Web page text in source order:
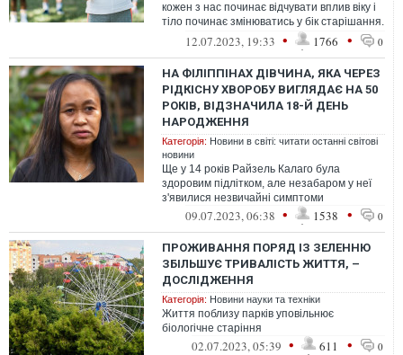
кожен з нас починає відчувати вплив віку і
тіло починає змінюватись у бік старішання.
Зупинити цей процес неможл...
12.07.2023, 19:33 • 1766 • 0
НА ФІЛІППІНАХ ДІВЧИНА, ЯКА ЧЕРЕЗ
РІДКІСНУ ХВОРОБУ ВИГЛЯДАЄ НА 50
РОКІВ, ВІДЗНАЧИЛА 18-Й ДЕНЬ
НАРОДЖЕННЯ
Категорія: Новини в світі: читати останні світові
новини
Ще у 14 років Райзель Калаго була
здоровим підлітком, але незабаром у неї
з'явилися незвичайні симптоми
09.07.2023, 06:38 • 1538 • 0
ПРОЖИВАННЯ ПОРЯД ІЗ ЗЕЛЕННЮ
ЗБІЛЬШУЄ ТРИВАЛІСТЬ ЖИТТЯ, –
ДОСЛІДЖЕННЯ
Категорія: Новини науки та техніки
Життя поблизу парків уповільнює
біологічне старіння
02.07.2023, 05:39 • 611 • 0